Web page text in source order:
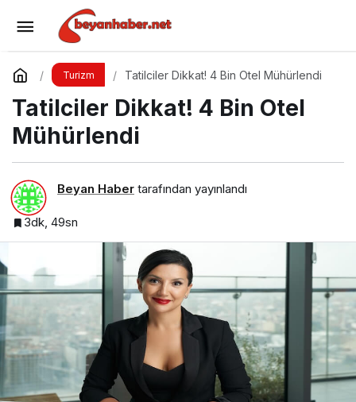
Turizm Tatilciler Dikkat! 4 Bin Otel Mühürlendi
Tatilciler Dikkat! 4 Bin Otel
Mühürlendi
Beyan Haber tarafından yayınlandı
3dk, 49sn
Popüler Yurt İçi Tatil Rotaları
Yorum Yap